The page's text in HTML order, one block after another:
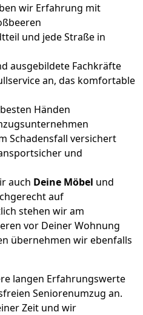
wir Erfahrung mit
und jede Straße in
ausgebildete Fachkräfte
an, das komfortable
Händen
Schadensfall versichert
und
auch Deine Möbel und
auf
stehen wir am
vor Deiner Wohnung
übernehmen wir ebenfalls
langen Erfahrungswerte
Seniorenumzug an.
Zeit und wir